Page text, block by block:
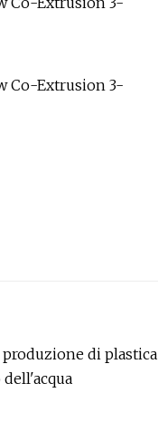
di plastica